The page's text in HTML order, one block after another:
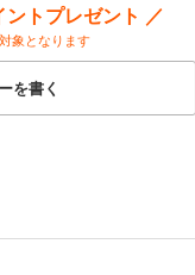
トプレゼント ／
象となります
を書く